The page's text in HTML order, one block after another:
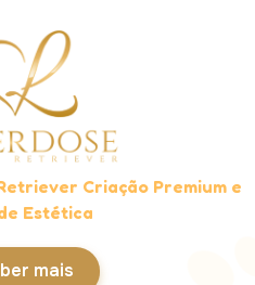
Criação Premium e
Estética
mais